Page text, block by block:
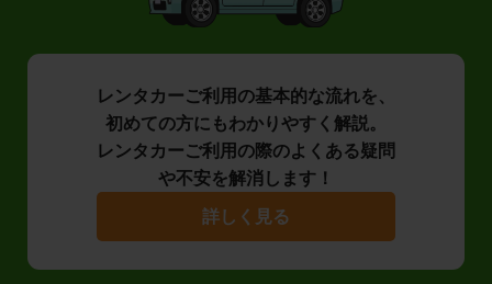
レンタカーご利用の基本的な流れを、
初めての方にもわかりやすく解説。
レンタカーご利用の際のよくある疑問
や不安を解消します！
詳しく見る